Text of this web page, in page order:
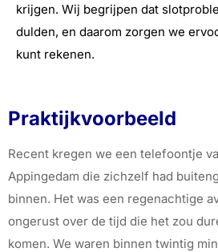
krijgen. Wij begrijpen dat
dulden, en daarom zorgen we
kunt rekenen.
Praktijkvoorbeeld
Recent kregen we een telefoontje
Appingedam die zichzelf had
binnen. Het was een regenachtige
ongerust over de tijd die het zou
komen. We waren binnen twintig